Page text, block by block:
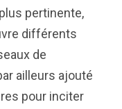
pertinente,
différents
de
ailleurs ajouté
pour inciter